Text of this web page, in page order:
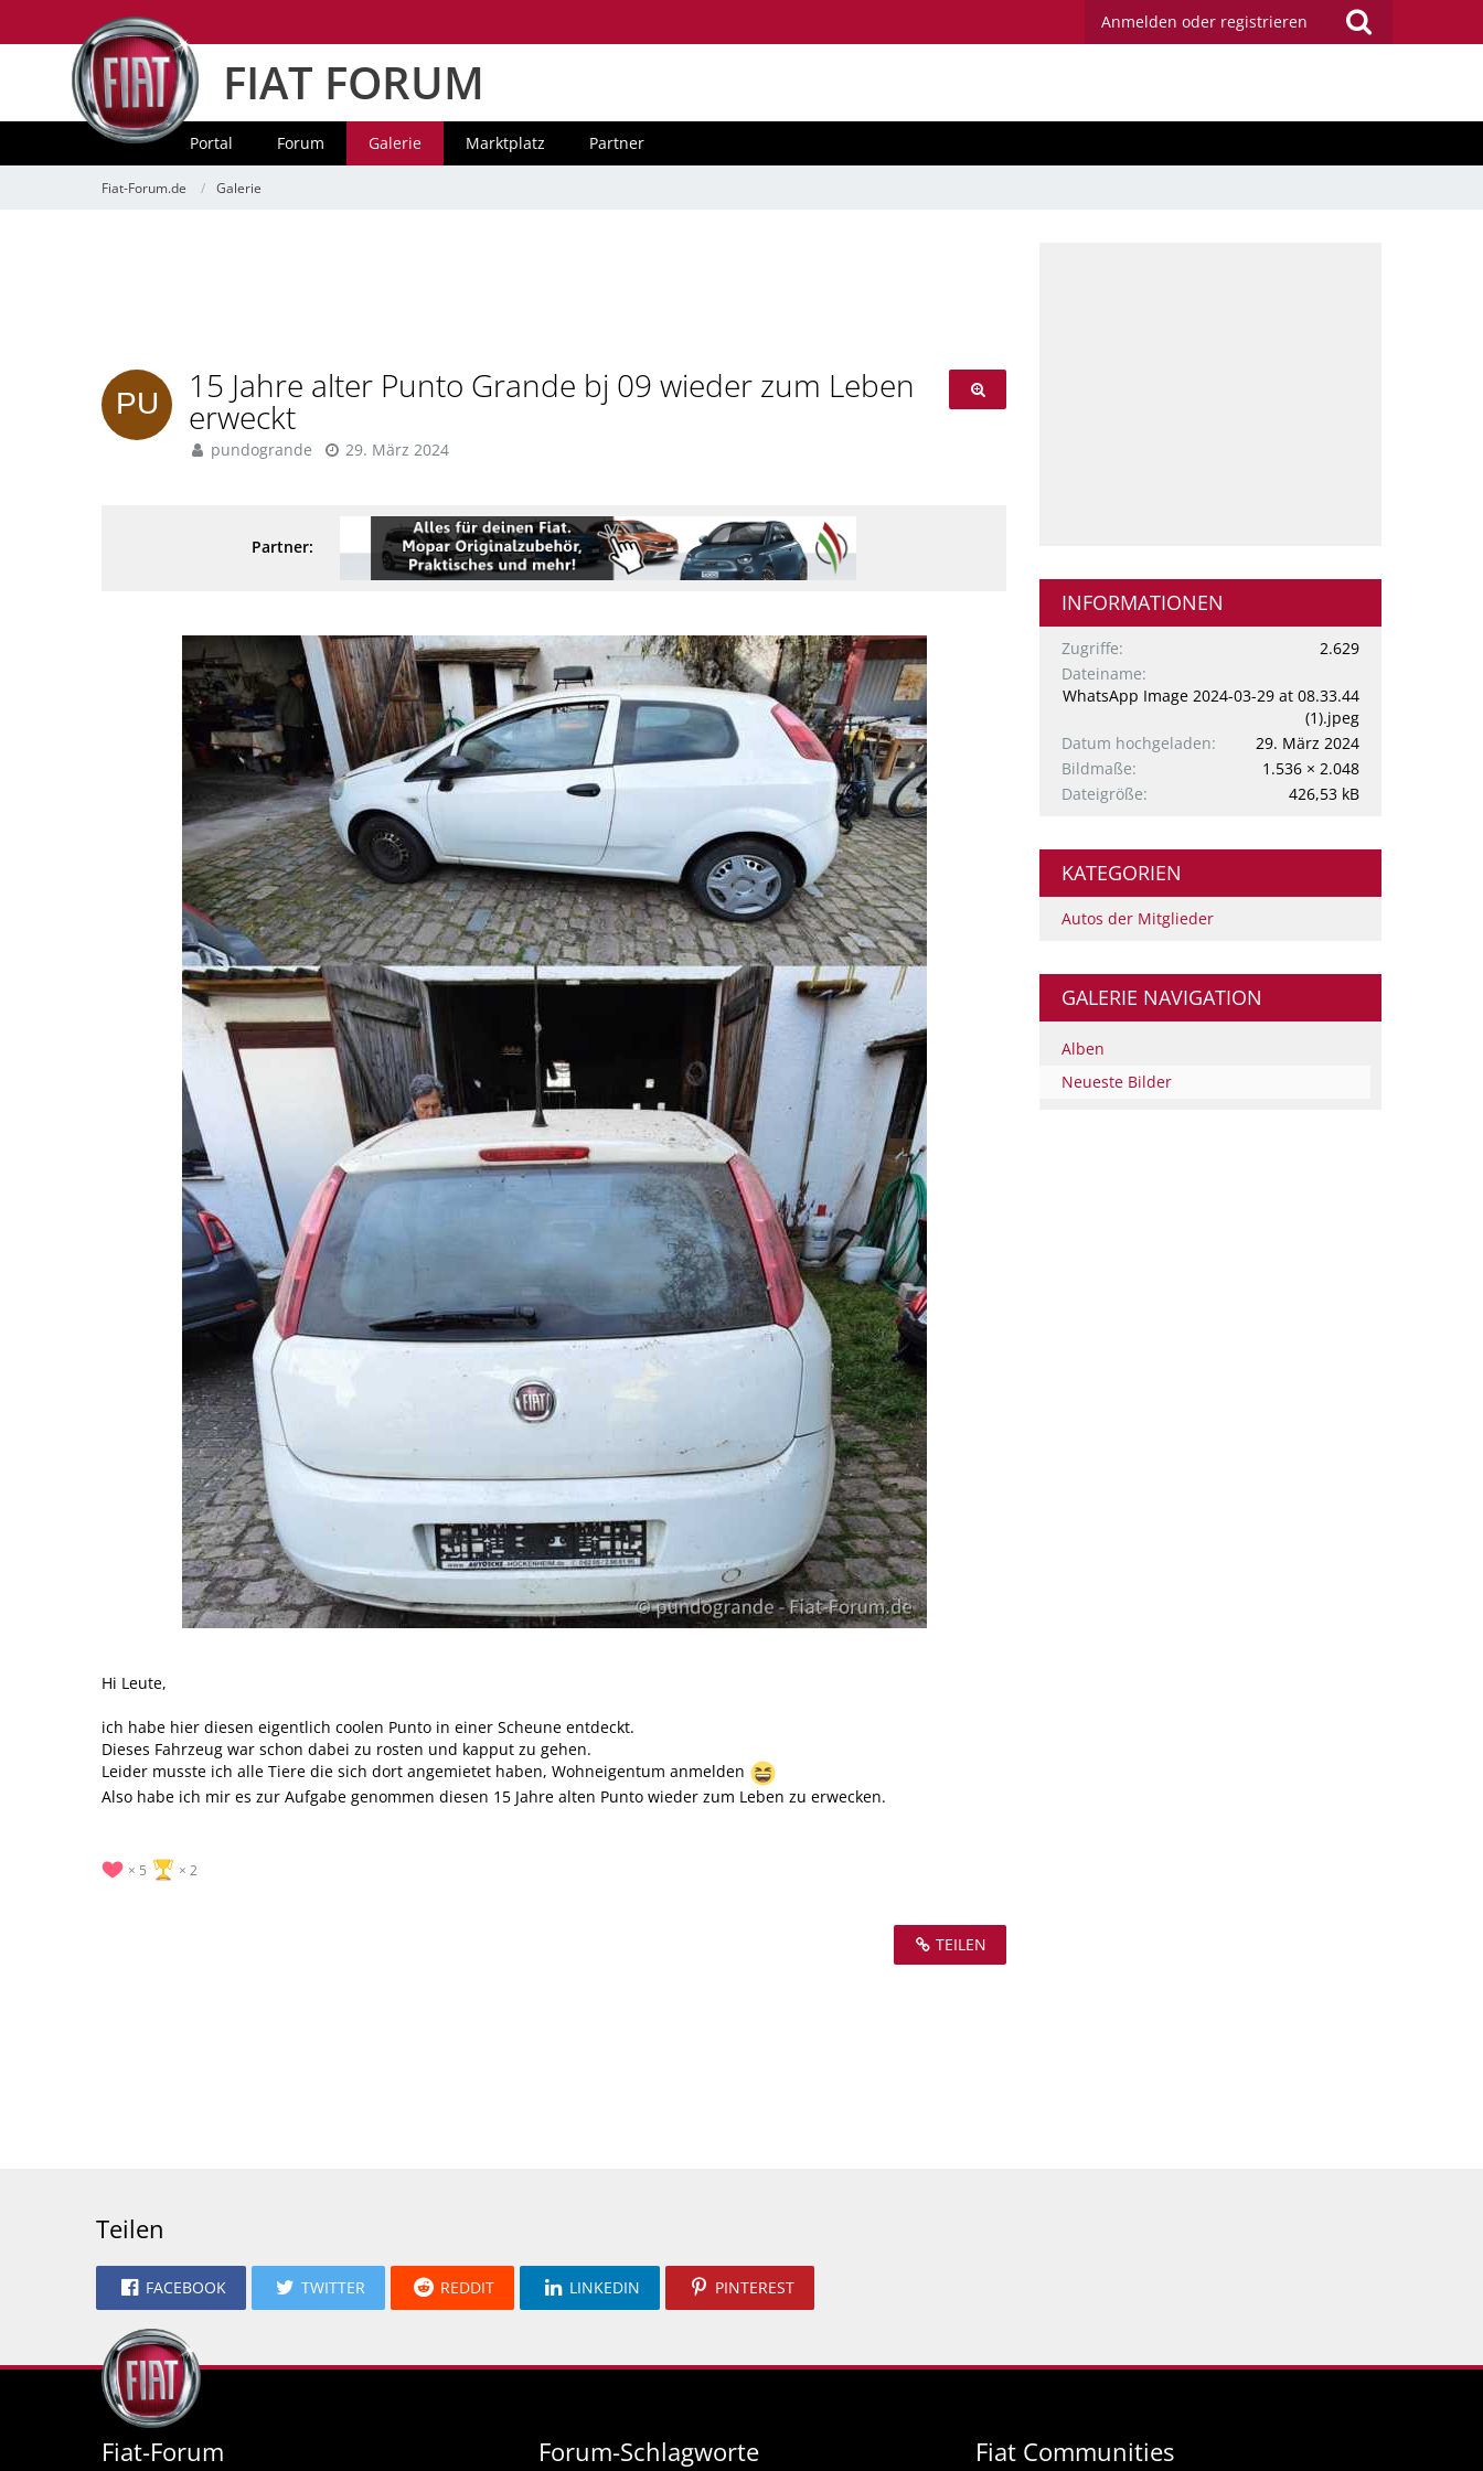
Anmelden oder registrieren
FIAT FORUM
Portal Forum Galerie Marktplatz Partner
Fiat-Forum.de Galerie
15 Jahre alter Punto Grande bj 09 wieder zum Leben
erweckt
pundogrande 29. März 2024
Partner:
Hi Leute,
ich habe hier diesen eigentlich coolen Punto in einer Scheune entdeckt.
Dieses Fahrzeug war schon dabei zu rosten und kapput zu gehen.
Leider musste ich alle Tiere die sich dort angemietet haben, Wohneigentum anmelden
Also habe ich mir es zur Aufgabe genommen diesen 15 Jahre alten Punto wieder zum Leben zu erwecken.
5 2
TEILEN
INFORMATIONEN
Zugriffe
2.629
Dateiname
WhatsApp Image 2024-03-29 at 08.33.44
(1).jpeg
Datum hochgeladen
29. März 2024
Bildmaße
1.536 × 2.048
Dateigröße
426,53 kB
KATEGORIEN
Autos der Mitglieder
GALERIE NAVIGATION
Alben
Neueste Bilder
Teilen
FACEBOOK TWITTER REDDIT LINKEDIN PINTEREST
Fiat-Forum Forum-Schlagworte Fiat Communities